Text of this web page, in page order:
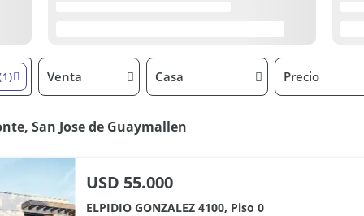
Venta Casa Precio
San Jose de Guaymallen
USD 55.000
ELPIDIO GONZALEZ 4100, Piso 0